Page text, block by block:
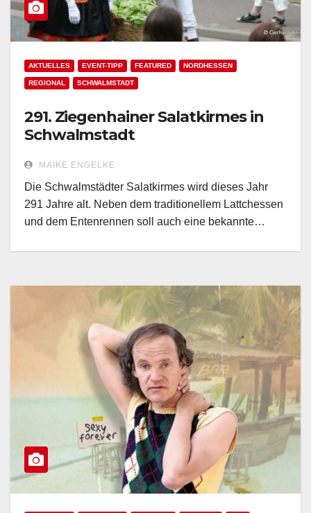
AKTUELLES EVENT-TIPP FEATURED NORDHESSEN
REGIONAL SCHWALMSTADT
291. Ziegenhainer Salatkirmes in
Schwalmstadt
MAIKE ENGELKE
Die Schwalmstädter Salatkirmes wird dieses Jahr
291 Jahre alt. Neben dem traditionellem Lattchessen
und dem Entenrennen soll auch eine bekannte…